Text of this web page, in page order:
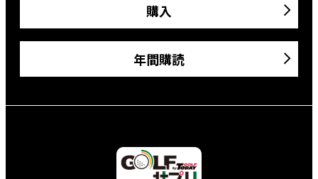
購入
年間購読